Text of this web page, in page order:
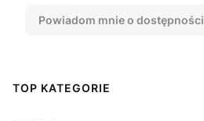
Powiadom mnie o dostępności
Linki w stopce
TOP KATEGORIE